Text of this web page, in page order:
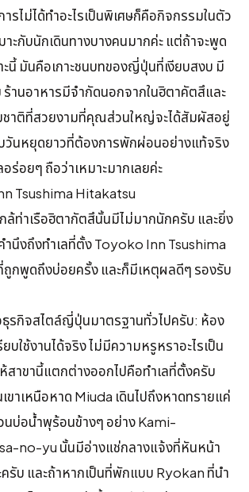
ารไม่ได้ทำอะไรเป็นพิเศษก็คือกิจกรรมในตัว
าะกับนักเดินทางบางคนมากค่ะ แต่ถ้าจะพูด
ะนี้ มันคือเกาะชนบทของญี่ปุ่นที่เงียบสงบ มี
านอาหารมีจำกัดนอกจากในฮิตาคัตสึและ
ชาติที่สวยงามที่คุณส่วนใหญ่จะได้สัมผัสอยู่
วันหยุดยาวที่ต้องการพักผ่อนอย่างแท้จริง
ร่อยๆ ถือว่าเหมาะมากเลยค่ะ
Tsushima Hitakatsu
ล้ท่าเรือฮิตากัตสึนั้นมีไม่มากนักครับ และยิ่ง
ำนึงถึงทำเลที่ตั้ง Toyoko Inn Tsushima
กพูดถึงบ่อยครั้ง และก็มีเหตุผลดีๆ รองรับ
ธุรกิจสไตล์ญี่ปุ่นมาตรฐานทั่วไปครับ: ห้อง
บใช้งานได้จริง ไม่มีความหรูหราอะไรเป็น
สาขานี้แตกต่างออกไปคือทำเลที่ตั้งครับ
ขาเหนือหาด Miuda เดินไปถึงหาดทรายแค่
นบ่อน้ำพุร้อนข้างๆ อย่าง Kami-
no-yu นั้นมีอ่างแช่กลางแจ้งที่หันหน้า
ครับ และถ้าหากเป็นที่พักแบบ Ryokan ที่นำ